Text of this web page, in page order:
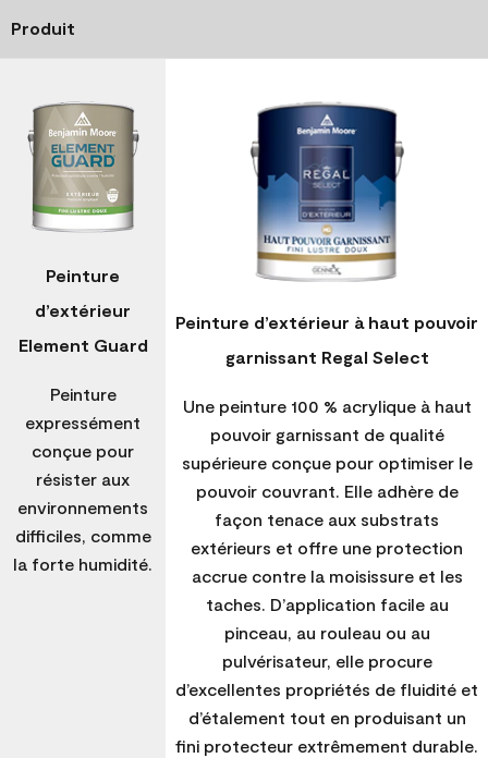
Produit
Peinture
d’extérieur
Element Guard
Peinture
expressément
conçue pour
résister aux
environnements
difficiles, comme
la forte humidité.
Peinture d’extérieur à haut pouvoir
garnissant Regal Select
Une peinture 100 % acrylique à haut
pouvoir garnissant de qualité
supérieure conçue pour optimiser le
pouvoir couvrant. Elle adhère de
façon tenace aux substrats
extérieurs et offre une protection
accrue contre la moisissure et les
taches. D’application facile au
pinceau, au rouleau ou au
pulvérisateur, elle procure
d’excellentes propriétés de fluidité et
d’étalement tout en produisant un
fini protecteur extrêmement durable.